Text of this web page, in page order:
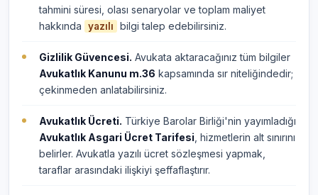
tahmini süresi, olası senaryolar ve toplam maliyet
hakkında
yazılı bilgi talep edebilirsiniz.
Gizlilik Güvencesi. Avukata aktaracağınız tüm bilgiler
Avukatlık Kanunu m.36 kapsamında sır niteliğindedir;
çekinmeden anlatabilirsiniz.
Avukatlık Ücreti. Türkiye Barolar Birliği'nin yayımladığı
Avukatlık Asgari Ücret Tarifesi , hizmetlerin alt sınırını
belirler. Avukatla yazılı ücret sözleşmesi yapmak,
taraflar arasındaki ilişkiyi şeffaflaştırır.